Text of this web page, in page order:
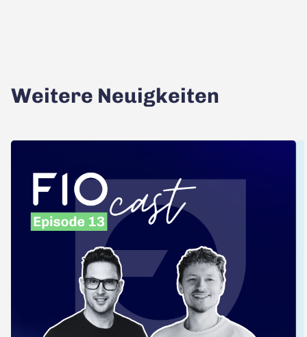
Weitere Neuigkeiten